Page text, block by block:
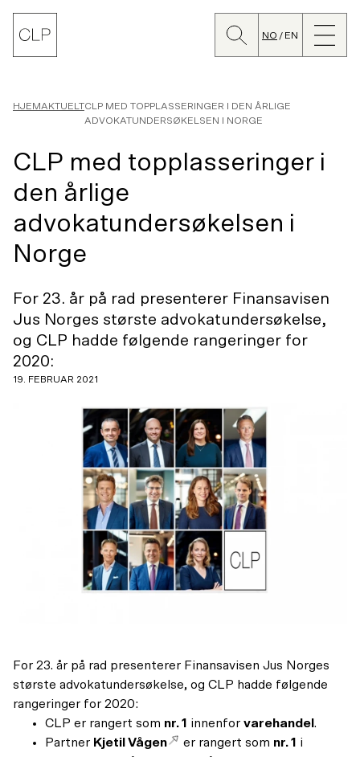
Bytt
NO EN
meny
HJEMAKTUELTCLP MED TOPPLASSERINGER I DEN ÅRLIGE
ADVOKATUNDERSØKELSEN I NORGE
CLP med topplasseringer i
den årlige
advokatundersøkelsen i
Norge
For 23. år på rad presenterer Finansavisen
Jus Norges største advokatundersøkelse,
og CLP hadde følgende rangeringer for
2020:
19. FEBRUAR 2021
For 23. år på rad presenterer Finansavisen Jus Norges
største advokatundersøkelse, og CLP hadde følgende
rangeringer for 2020:
CLP er rangert som nr. 1 innenfor varehandel .
Partner Kjetil Vågen er rangert som nr. 1 i